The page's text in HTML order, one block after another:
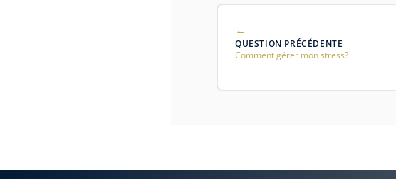
QUESTION PRÉCÉDENTE
Comment gérer mon stress?